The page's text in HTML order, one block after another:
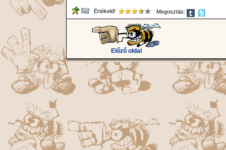
Értékeld! Megosztás:
Előző oldal